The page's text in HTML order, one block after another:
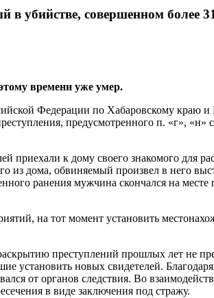
убийстве, совершенном более
времени уже умер.
Федерации по Хабаровскому краю
предусмотренного п. «г»,
приехали к дому своего знакомого
обвиняемый произвел в него
ранения мужчина скончался на
на тот момент установить
преступлений прошлых лет не
новых свидетелей.
от органов следствия. Во
в виде заключения под стражу.